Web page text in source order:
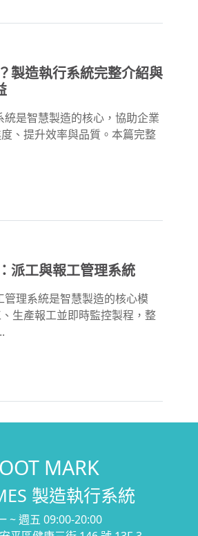
製造執行系統完整介紹與
統是智慧製造的核心，協助企業
、提升效率與品質。本篇完整
派工與報工管理系統
管理系統是智慧製造的核心模
生產報工並即時監控製程，整
MARK
製造執行系統
~ 週五 09:00-20:00